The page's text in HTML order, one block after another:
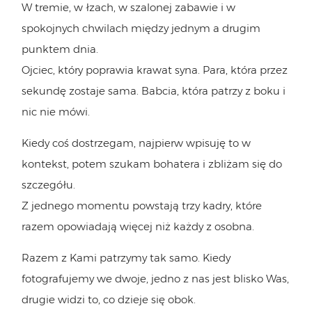
W tremie, w łzach, w szalonej zabawie i w
spokojnych chwilach między jednym a drugim
punktem dnia.
Ojciec, który poprawia krawat syna. Para, która przez
sekundę zostaje sama. Babcia, która patrzy z boku i
nic nie mówi.
Kiedy coś dostrzegam, najpierw wpisuję to w
kontekst, potem szukam bohatera i zbliżam się do
szczegółu.
Z jednego momentu powstają trzy kadry, które
razem opowiadają więcej niż każdy z osobna.
Razem z Kami patrzymy tak samo. Kiedy
fotografujemy we dwoje, jedno z nas jest blisko Was,
drugie widzi to, co dzieje się obok.